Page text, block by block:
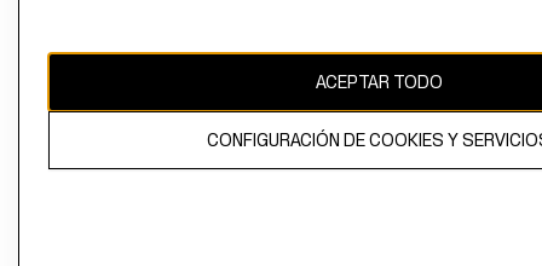
propiedad de H&M Hennes & Mauritz AB
ACEPTAR TODO
CONFIGURACIÓN DE COOKIES Y